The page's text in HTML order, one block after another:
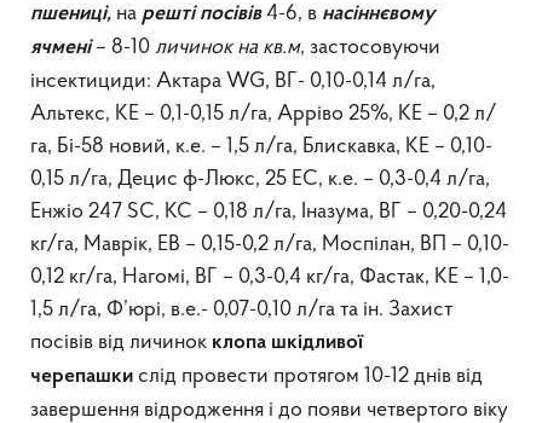
пшениці, на решті посівів4-6, в насіннєвому
ячмені– 8-10 личинок на кв.м, застосовуючи
інсектициди: Актара WG, ВГ- 0,10-0,14 л/га,
Альтекс, КЕ – 0,1-0,15 л/га, Арріво 25%, КЕ – 0,2 л/
га, Бі-58 новий, к.е. – 1,5 л/га, Блискавка, КЕ – 0,10-
0,15 л/га, Децис ф-Люкс, 25 ЕС, к.е. – 0,3-0,4 л/га,
Енжіо 247 SC, КС – 0,18 л/га, Іназума, ВГ – 0,20-0,24
кг/га, Маврік, ЕВ – 0,15-0,2 л/га, Моспілан, ВП – 0,10-
0,12 кг/га, Нагомі, ВГ – 0,3-0,4 кг/га, Фастак, КЕ – 1,0-
1,5 л/га, Ф’юрі, в.е.- 0,07-0,10 л/га та ін. Захист
посівів від личинок клопа шкідливої
черепашки слід провести протягом 10-12 днів від
завершення відродження і до появи четвертого віку